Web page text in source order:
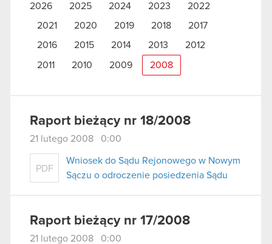
2026 2025 2024 2023
2022
2021
2020 2019 2018
2017
2016
2015 2014 2013 2012
2011 2010 2009 2008
Raport bieżący nr 18/2008
21 lutego 2008 0:00
PDF
Wniosek do Sądu Rejonowego w Nowym
Sączu o odroczenie posiedzenia Sądu
Raport bieżący nr 17/2008
21 lutego 2008 0:00